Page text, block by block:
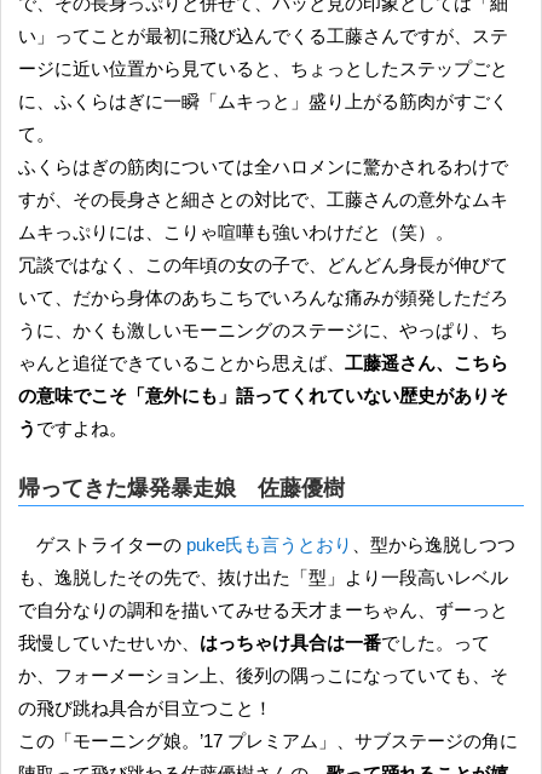
い」ってことが最初に飛び込んでくる工藤さんですが、ステ
ージに近い位置から見ていると、ちょっとしたステップごと
に、ふくらはぎに一瞬「ムキっと」盛り上がる筋肉がすごく
て。
ふくらはぎの筋肉については全ハロメンに驚かされるわけで
すが、その長身さと細さとの対比で、工藤さんの意外なムキ
ムキっぷりには、こりゃ喧嘩も強いわけだと（笑）。
冗談ではなく、この年頃の女の子で、どんどん身長が伸びて
いて、だから身体のあちこちでいろんな痛みが頻発しただろ
うに、かくも激しいモーニングのステージに、やっぱり、ち
ゃんと追従できていることから思えば、 工藤遥さん、こちら
の意味でこそ「意外にも」語ってくれていない歴史がありそ
う ですよね。
帰ってきた爆発暴走娘 佐藤優樹
ゲストライターの puke氏も言うとおり
、型から逸脱しつつ
も、逸脱したその先で、抜け出た「型」より一段高いレベル
で自分なりの調和を描いてみせる天才まーちゃん、ずーっと
我慢していたせいか、 はっちゃけ具合は一番でした。って
か、フォーメーション上、後列の隅っこになっていても、そ
の飛び跳ね具合が目立つこと！
この「モーニング娘。’17 プレミアム」、サブステージの角に